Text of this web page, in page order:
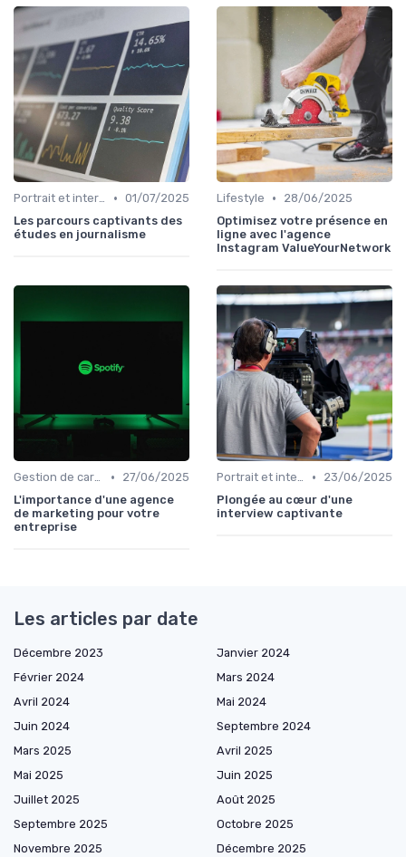
Portrait et interview • 01/07/2025
Les parcours captivants des
études en journalisme
Lifestyle •
28/06/2025
Optimisez votre présence en
ligne avec l'agence
Instagram ValueYourNetwork
Gestion de carrière en relation presse •
27/06/2025
L'importance d'une agence
de marketing pour votre
entreprise
Portrait et interview •
23/06/2025
Plongée au cœur d'une
interview captivante
Les articles par date
Décembre 2023
Janvier 2024
Février 2024
Mars 2024
Avril 2024
Mai 2024
Juin 2024
Septembre 2024
Mars 2025
Avril 2025
Mai 2025
Juin 2025
Juillet 2025
Août 2025
Septembre 2025
Octobre 2025
Novembre 2025
Décembre 2025